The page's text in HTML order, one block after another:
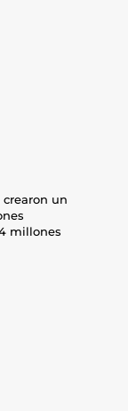
un
millones